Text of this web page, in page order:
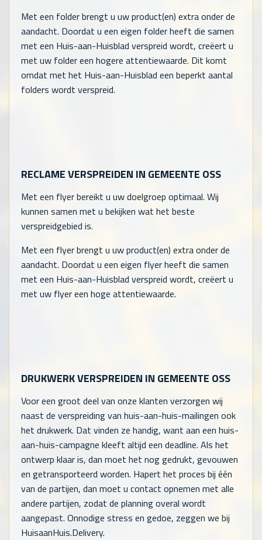
Met een folder brengt u uw product(en) extra onder de
aandacht. Doordat u een eigen folder heeft die samen
met een Huis-aan-Huisblad verspreid wordt, creëert u
met uw folder een hogere attentiewaarde. Dit komt
omdat met het Huis-aan-Huisblad een beperkt aantal
folders wordt verspreid.
RECLAME VERSPREIDEN IN GEMEENTE OSS
Met een flyer bereikt u uw doelgroep optimaal. Wij
kunnen samen met u bekijken wat het beste
verspreidgebied is.
Met een flyer brengt u uw product(en) extra onder de
aandacht. Doordat u een eigen flyer heeft die samen
met een Huis-aan-Huisblad verspreid wordt, creëert u
met uw flyer een hoge attentiewaarde.
DRUKWERK VERSPREIDEN IN GEMEENTE OSS
Voor een groot deel van onze klanten verzorgen wij
naast de verspreiding van huis-aan-huis-mailingen ook
het drukwerk. Dat vinden ze handig, want aan een huis-
aan-huis-campagne kleeft altijd een deadline. Als het
ontwerp klaar is, dan moet het nog gedrukt, gevouwen
en getransporteerd worden. Hapert het proces bij één
van de partijen, dan moet u contact opnemen met alle
andere partijen, zodat de planning overal wordt
aangepast. Onnodige stress en gedoe, zeggen we bij
HuisaanHuis.Delivery.